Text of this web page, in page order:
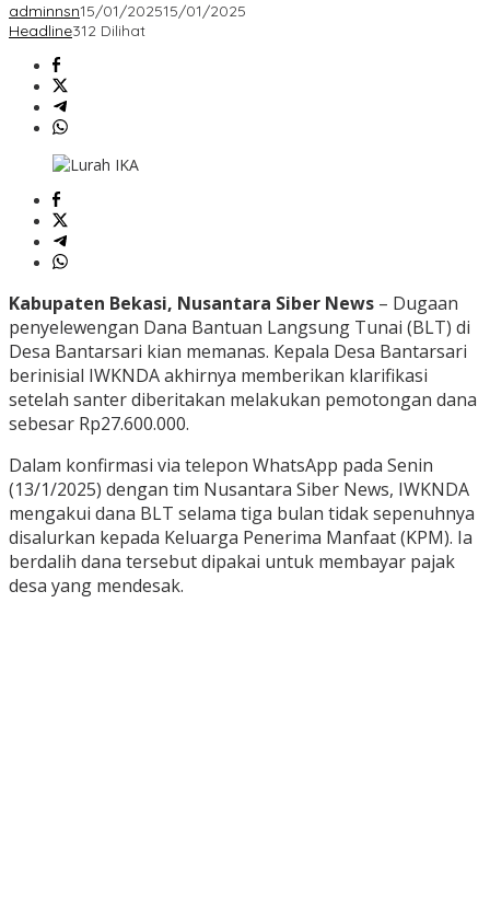
adminnsn15/01/202515/01/2025
Headline312 Dilihat
Kabupaten Bekasi, Nusantara Siber News – Dugaan
penyelewengan Dana Bantuan Langsung Tunai (BLT) di
Desa Bantarsari kian memanas. Kepala Desa Bantarsari
berinisial IWKNDA akhirnya memberikan klarifikasi
setelah santer diberitakan melakukan pemotongan dana
sebesar Rp27.600.000.
Dalam konfirmasi via telepon WhatsApp pada Senin
(13/1/2025) dengan tim Nusantara Siber News, IWKNDA
mengakui dana BLT selama tiga bulan tidak sepenuhnya
disalurkan kepada Keluarga Penerima Manfaat (KPM). Ia
berdalih dana tersebut dipakai untuk membayar pajak
desa yang mendesak.